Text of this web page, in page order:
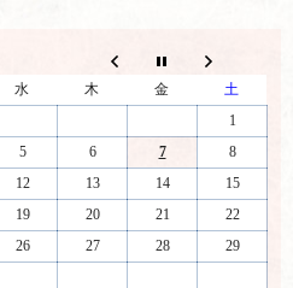
水 木 金
土
1
5 6 7
8
12 13 14
15
19 20 21
22
26 27 28
29